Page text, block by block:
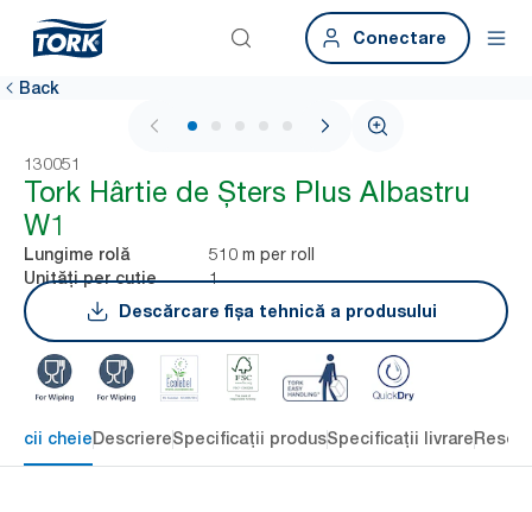
Conectare
Back
1 / 5
130051
Tork Hârtie de Șters Plus Albastru
W1
Lungime rolă 510 m per roll
Unități per cutie
1
Descărcare fișa tehnică a produsului
cheieDescriereSpecificații produsSpecificații livrare